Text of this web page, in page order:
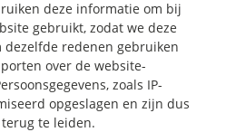
deze informatie om bij
gebruikt, zodat we deze
redenen gebruiken
over de website-
zoals IP-
opgeslagen en zijn dus
te leiden.